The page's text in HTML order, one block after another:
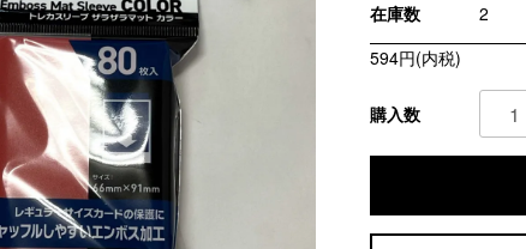
在庫数
2
594円(内税)
購入数